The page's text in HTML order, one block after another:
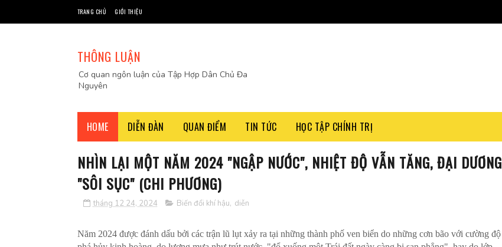
TRANG CHỦ GIỚI THIỆU
THÔNG LUẬN
Cơ quan ngôn luận của Tập Hợp Dân Chủ Đa
Nguyên
HOME DIỄN ĐÀN QUAN ĐIỂM TIN TỨC HỌC TẬP CHÍNH TRỊ
NHÌN LẠI MỘT NĂM 2024 "NGẬP NƯỚC", NHIỆT ĐỘ VẪN TĂNG, ĐẠI DƯƠNG
"SÔI SỤC" (CHI PHƯƠNG)
tháng 12 24, 2024 Biến đổi khí hậu, diễn
Năm 2024 được đánh dấu bởi các trận lũ lụt xảy ra tại những thành phố ven biển do những cơn bão với cường độ